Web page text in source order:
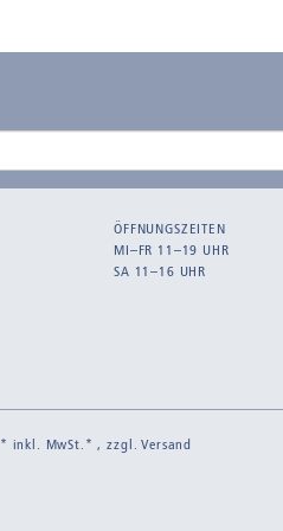
ÖFFNUNGSZEITEN
MI–FR 11–19 UHR
SA 11–16 UHR
* inkl. MwSt.* , zzgl.Versand